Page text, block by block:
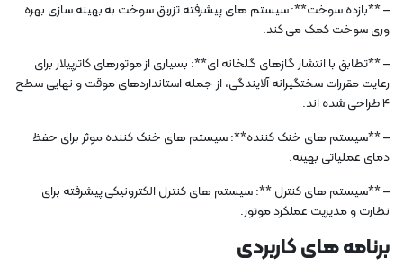
– **بازده سوخت**: سیستم های پیشرفته تزریق سوخت به بهینه سازی بهره
وری سوخت کمک می کند.
– **تطابق با انتشار گازهای گلخانه ای**: بسیاری از موتورهای کاترپیلار برای
رعایت مقررات سختگیرانه آلایندگی، از جمله استانداردهای موقت و نهایی سطح
4 طراحی شده اند.
– **سیستم های خنک کننده**: سیستم های خنک کننده موثر برای حفظ
دمای عملیاتی بهینه.
– **سیستم های کنترل **: سیستم های کنترل الکترونیکی پیشرفته برای
نظارت و مدیریت عملکرد موتور.
برنامه های کاربردی